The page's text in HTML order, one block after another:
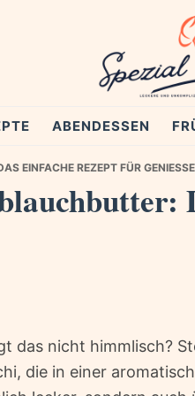
ABENDESSEN
EINFACHE REZEPT FÜR GENIESSER
das nicht himmlisch?
die in einer